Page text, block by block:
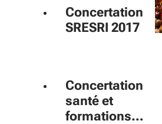
Concertation
SRESRI 2017
Concertation
santé et
formations